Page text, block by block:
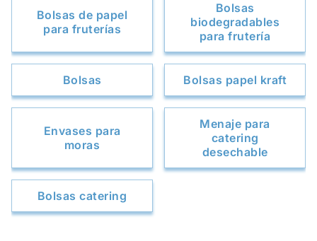
Bolsas de papel
para fruterías
Bolsas
biodegradables
para frutería
Bolsas Bolsas papel kraft
Envases para
moras
Menaje para
catering
desechable
Bolsas catering